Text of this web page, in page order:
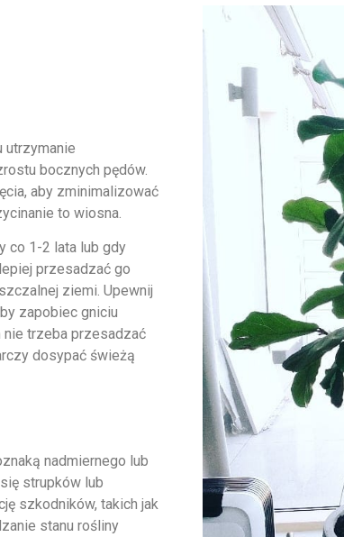
utrzymanie
bocznych pędów.
aby zminimalizować
to wiosna.
co 1-2 lata lub gdy
przesadzać go
ziemi. Upewnij
zapobiec gniciu
nie trzeba przesadzać
dosypać świeżą
nadmiernego lub
strupków lub
szkodników, takich jak
stanu rośliny